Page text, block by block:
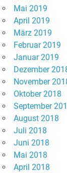
Mai 2019
April 2019
März 2019
Februar 2019
Januar 2019
Dezember
November
Oktober 2018
September
August 2018
Juli 2018
Juni 2018
Mai 2018
April 2018